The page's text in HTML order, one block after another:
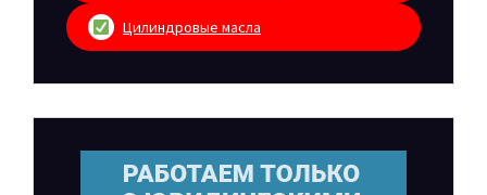
Цилиндровые масла